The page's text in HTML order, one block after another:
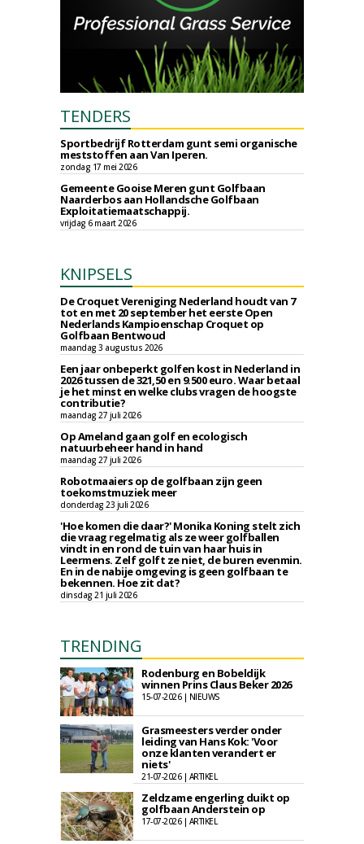
TENDERS
Sportbedrijf Rotterdam gunt semi organische
meststoffen aan Van Iperen.
zondag 17 mei 2026
Gemeente Gooise Meren gunt Golfbaan
Naarderbos aan Hollandsche Golfbaan
Exploitatiemaatschappij.
vrijdag 6 maart 2026
KNIPSELS
De Croquet Vereniging Nederland houdt van 7
tot en met 20 september het eerste Open
Nederlands Kampioenschap Croquet op
Golfbaan Bentwoud
maandag 3 augustus 2026
Een jaar onbeperkt golfen kost in Nederland in
2026 tussen de 321,50 en 9.500 euro. Waar betaal
je het minst en welke clubs vragen de hoogste
contributie?
maandag 27 juli 2026
Op Ameland gaan golf en ecologisch
natuurbeheer hand in hand
maandag 27 juli 2026
Robotmaaiers op de golfbaan zijn geen
toekomstmuziek meer
donderdag 23 juli 2026
'Hoe komen die daar?' Monika Koning stelt zich
die vraag regelmatig als ze weer golfballen
vindt in en rond de tuin van haar huis in
Leermens. Zelf golft ze niet, de buren evenmin.
En in de nabije omgeving is geen golfbaan te
bekennen. Hoe zit dat?
dinsdag 21 juli 2026
TRENDING
Rodenburg en Bobeldijk
winnen Prins Claus Beker 2026
15-07-2026 | NIEUWS
Grasmeesters verder onder
leiding van Hans Kok: 'Voor
onze klanten verandert er
niets'
21-07-2026 | ARTIKEL
Zeldzame engerling duikt op
golfbaan Anderstein op
17-07-2026 | ARTIKEL